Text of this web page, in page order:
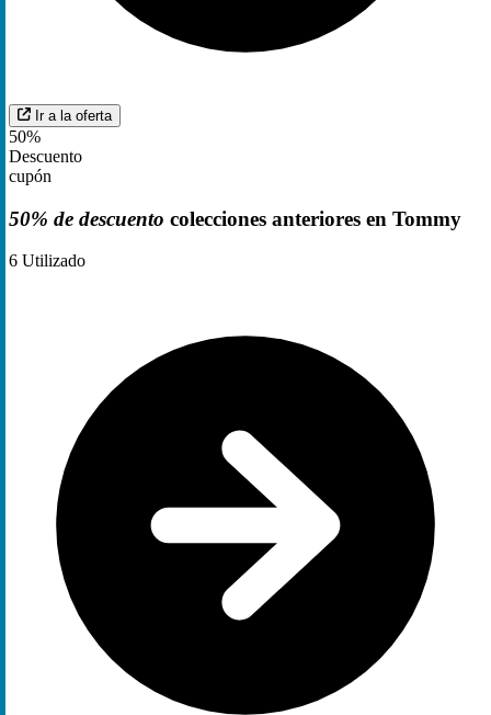
Ir a la oferta
50%
Descuento
cupón
50% de descuento colecciones anteriores en Tommy
6 Utilizado